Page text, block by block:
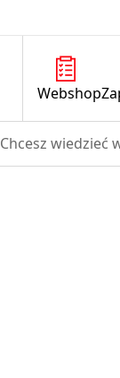
Webshop
Chcesz wiedzieć